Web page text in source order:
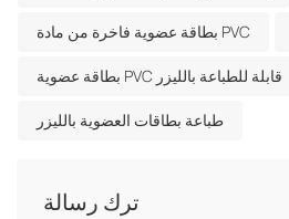
بطاقة عضوية فاخرة من مادة PVC
بطاقة عضوية PVC قابلة للطباعة بالليزر
طباعة بطاقات العضوية بالليزر
ترك رسالة